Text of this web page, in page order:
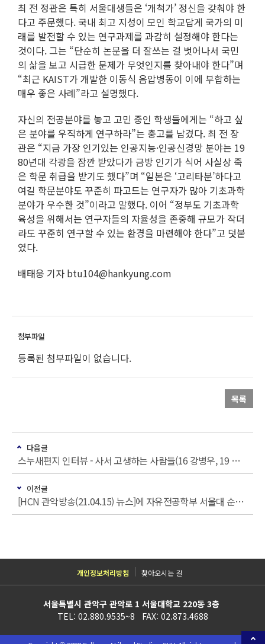
최 전 정관은 특히 서울대생들은 ‘개척가’ 정신을 갖춰야 한
다고 주문했다. 국내 최고 지성이 모인 학교답게 국가의 미
래를 발전할 수 있는 연구과제를 과감히 설정해야 한다는
것이다. 그는 “단순히 논문을 더 잘쓰는 걸 벗어나서 국민
의 삶을 보고 시급한 문제가 무엇인지를 찾아내야 한다”며
“최근 KAIST가 개발한 이동식 음압병동이 이에 부합하는
매우 좋은 사례”라고 설명했다.
자신의 전공분야를 놓고 고민 중인 학생들에게는 “하고 싶
은 분야를 우직하게 연구하라”는 충고를 남겼다. 최 전 장
관은 “지금 가장 인기있는 인공지능·인공신경망 분야는 19
80년대 각광을 잠깐 받았다가 금방 인기가 식어 사실상 죽
은 학문 취급을 받기도 했다”며 “일본은 ‘고리타분’하다고
여길 학문분야도 꾸준히 파고드는 연구자가 많아 기초과학
분야가 우수한 것”이라고 말했다. 이어 “정부도 기초과학
육성을 위해서는 연구자들의 자율성을 존중해 규모가 작더
라도 꾸준히 연구할 수 있는 환경을 마련해야 한다”고 덧붙
였다.
배태웅 기자 btu104@hankyung.com
등록된 첨부파일이 없습니다.
목록
다음글
스누새편지 인터뷰 - 사서 고생하는 사람들(16 강병우, 19 이민성)
이전글
[HCN 관악방송(21.04.15) 뉴스]에 자유전공학부 서울대 순국 · 참전 동문 이야기 발간 소식 보도
개인정보처리방침 찾아오시는 길
서울특별시 관악구 관악로 1 서울대학교 220동 3층
TEL: 02.880.9535~8 FAX: 02.873.4688